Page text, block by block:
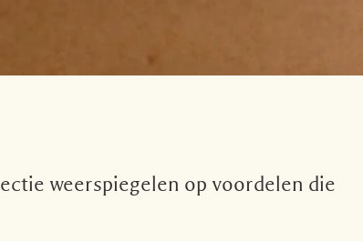
weerspiegelen op voordelen die